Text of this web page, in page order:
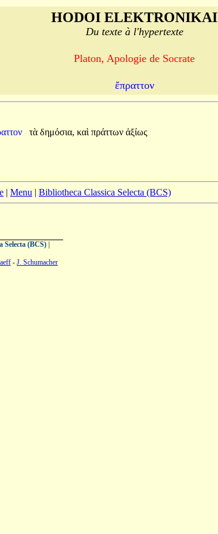
HODOI ELEKTRONIKAI
Du texte à l'hypertexte
Platon, Apologie de Socrate
ἔπραττον
τὰ δημόσια, καὶ πράττων ἀξίως
| Menu | Bibliotheca Classica Selecta (BCS)
Selecta (BCS)
- J. Schumacher